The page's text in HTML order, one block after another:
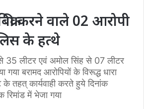
करने वाले 02 आरोपी
के हत्थे
35 लीटर एवं अमोल सिंह से 07 लीटर
बरामद आरोपियों के विरूद्ध धारा
तहत् कार्यवाही करते हुये दिनांक
रिमांड में भेजा गया